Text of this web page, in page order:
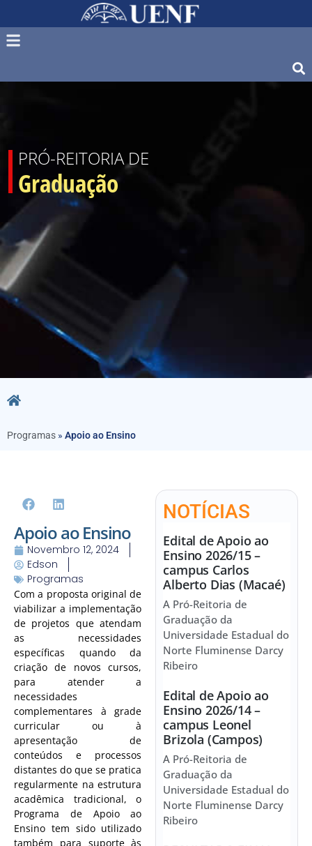
PRÓ-REITORIA DE
Graduação
Programas » Apoio ao Ensino
Apoio ao Ensino
Novembro 12, 2024
Edson
Programas
Com a proposta original de
viabilizar a implementação
de projetos que atendam
as necessidades
específicas quando da
criação de novos cursos,
para atender a
necessidades
complementares à grade
curricular ou à
apresentação de
conteúdos e processos
distantes do que se pratica
regularmente na estrutura
acadêmica tradicional, o
Programa de Apoio ao
Ensino tem sido utilizado
também para suporte às
NOTÍCIAS
Edital de Apoio ao
Ensino 2026/15 –
campus Carlos
Alberto Dias (Macaé)
A Pró-Reitoria de
Graduação da
Universidade Estadual do
Norte Fluminense Darcy
Ribeiro
Edital de Apoio ao
Ensino 2026/14 –
campus Leonel
Brizola (Campos)
A Pró-Reitoria de
Graduação da
Universidade Estadual do
Norte Fluminense Darcy
Ribeiro